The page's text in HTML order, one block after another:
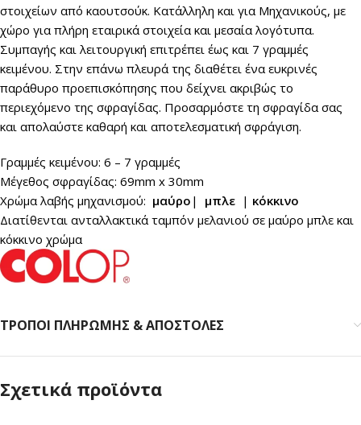
στοιχείων από καουτσούκ. Κατάλληλη και για Μηχανικούς, με
χώρο για πλήρη εταιρικά στοιχεία και μεσαία λογότυπα.
Συμπαγής και λειτουργική επιτρέπει έως και 7 γραμμές
κειμένου. Στην επάνω πλευρά της διαθέτει ένα ευκρινές
παράθυρο προεπισκόπησης που δείχνει ακριβώς το
περιεχόμενο της σφραγίδας. Προσαρμόστε τη σφραγίδα σας
και απολαύστε καθαρή και αποτελεσματική σφράγιση.
Γραμμές κειμένου: 6 – 7 γραμμές
Μέγεθος σφραγίδας: 69mm x 30mm
Χρώμα λαβής μηχανισμού: μαύρο | μπλε | κόκκινο
Διατίθενται ανταλλακτικά ταμπόν μελανιού σε μαύρο μπλε και
κόκκινο χρώμα
ΤΡΟΠΟΙ ΠΛΗΡΩΜΗΣ & ΑΠΟΣΤΟΛΕΣ
Σχετικά προϊόντα